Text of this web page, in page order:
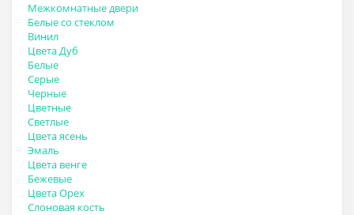
Межкомнатные двери
Белые со стеклом
Винил
Цвета Дуб
Белые
Серые
Черные
Цветные
Светлые
Цвета ясень
Эмаль
Цвета венге
Бежевые
Цвета Орех
Слоновая кость